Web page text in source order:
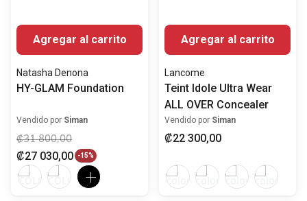
Natasha Denona
HY-GLAM Foundation
Vendido porSiman
27 030 00
Lancome
Teint Idole Ultra Wear
Vendido por
₡22 300,00